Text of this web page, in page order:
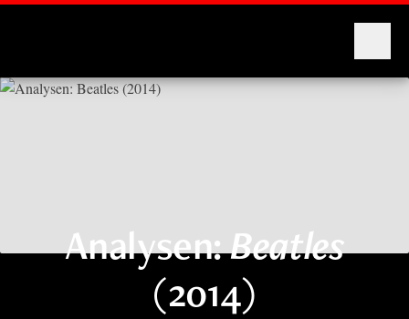
Analysen:Beatles
(2014)